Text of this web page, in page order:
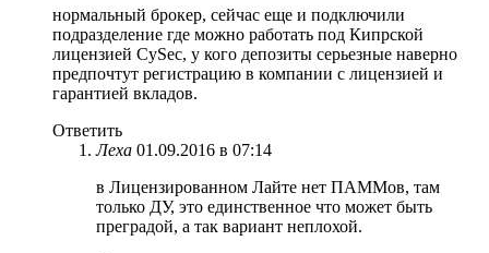
нормальный брокер, сейчас еще и подключили
подразделение где можно работать под Кипрской
лицензией CySec, у кого депозиты серьезные наверно
предпочтут регистрацию в компании с лицензией и
гарантией вкладов.
Ответить
Леха 01.09.2016 в 07:14
в Лицензированном Лайте нет ПАММов, там
только ДУ, это единственное что может быть
преградой, а так вариант неплохой.